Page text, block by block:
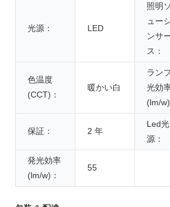
光源： LED
照明
ュー
ンサ
ス：
色温度
(CCT)：
暖かい白
ラン
光効
(lm/w)
保証： 2 年
Led光
源：
発光効率
(lm/w)：
55